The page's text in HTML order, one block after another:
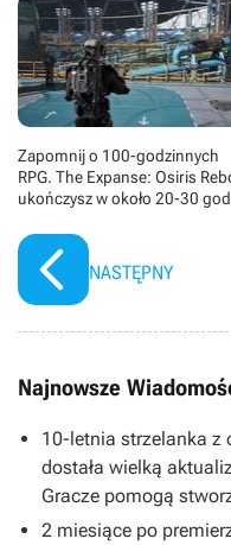
Zapomnij o 100-godzinnych
RPG. The Expanse: Osiris
ukończysz w około 20-30
NASTĘPNY
Najnowsze
10-letnia strzelanka z
dostała wielką
Gracze pomogą
2 miesiące po